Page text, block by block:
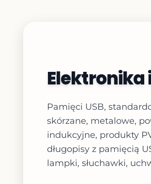
Elektronika
Pamięci USB,
skórzane, metalowe,
indukcyjne, produkty
długopisy z pamięcią
lampki, słuchawki,